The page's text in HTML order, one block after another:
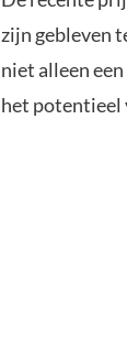
zijn gebleven
niet alleen
het potentieel